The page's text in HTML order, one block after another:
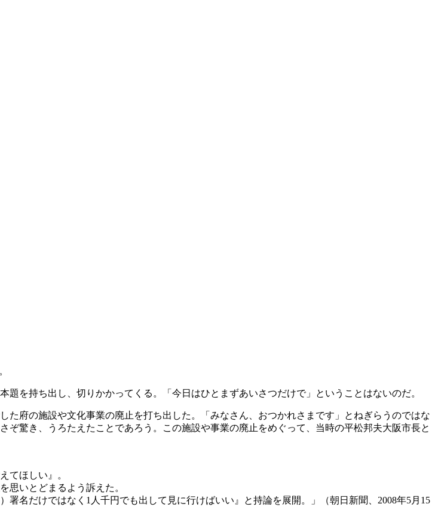
を持ち出し、切りかかってくる。「今日はひとまずあいさつだけで」ということはないのだ。
府の施設や文化事業の廃止を打ち出した。「みなさん、おつかれさまです」とねぎらうのではな
驚き、うろたえたことであろう。この施設や事業の廃止をめぐって、当時の平松邦夫大阪市長と
てほしい』。
思いとどまるよう訴えた。
名だけではなく1人千円でも出して見に行けばいい』と持論を展開。」（朝日新聞、2008年5月15